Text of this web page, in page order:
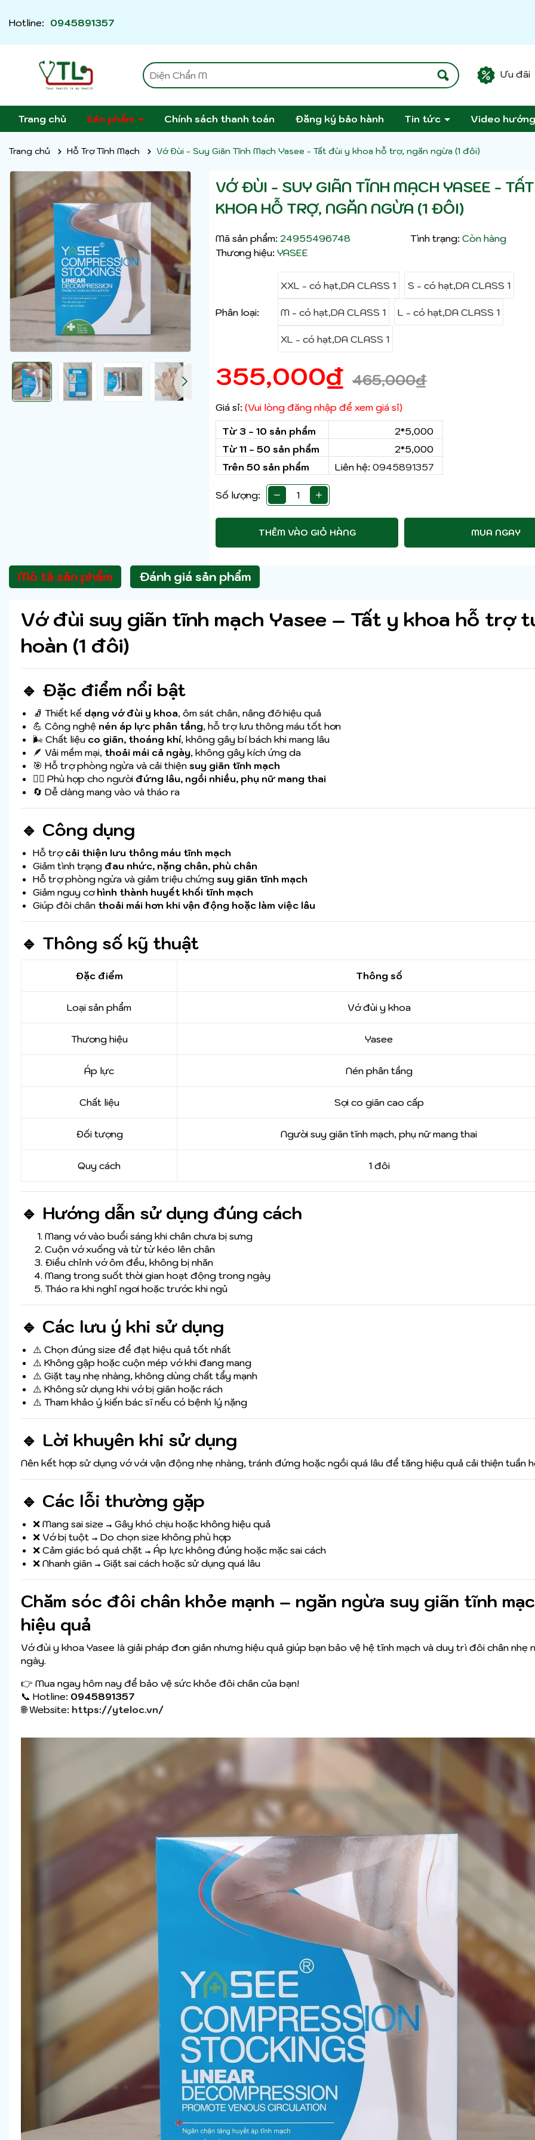
Hotline: 0945891357
Ưu đãi
Trang chủ Sản phẩm Chính sách thanh toán Đăng ký bảo hành Tin tức Video
Trang chủ Hỗ Trợ Tĩnh Mạch Vớ Đùi - Suy Giãn Tĩnh Mạch Yasee - Tất đùi y khoa hỗ trợ, ngăn ngừa (1 đôi)
VỚ ĐÙI - SUY GIÃN TĨNH MẠCH YASEE -
KHOA HỖ TRỢ, NGĂN NGỪA (1 ĐÔI)
Mã sản phẩm: 24955496748 Tình trạng: Còn hàng
Thương hiệu: YASEE
Phân loại:
XXL - có hạt,DA CLASS 1 S - có hạt,DA CLASS 1
M - có hạt,DA CLASS 1 L - có hạt,DA CLASS 1
XL - có hạt,DA CLASS 1
355,000₫ 465,000₫
Giá sỉ: (Vui lòng đăng nhập để xem giá sỉ)
Từ 3 - 10 sản phẩm
2*5,000
Từ 11 - 50 sản phẩm
2*5,000
Trên 50 sản phẩm
Liên hệ: 0945891357
Số lượng:
THÊM VÀO GIỎ HÀNG MUA NGAY
Mô tả sản phẩm Đánh giá sản phẩm
Vớ đùi suy giãn tĩnh mạch Yasee – Tất y khoa hỗ trợ
hoàn (1 đôi)
🔹 Đặc điểm nổi bật
🧦 Thiết kế dạng vớ đùi y khoa, ôm sát chân, nâng đỡ hiệu quả
💪 Công nghệ nén áp lực phân tầng, hỗ trợ lưu thông máu tốt hơn
🌬️ Chất liệu co giãn, thoáng khí, không gây bí bách khi mang lâu
🪶 Vải mềm mại, thoải mái cả ngày, không gây kích ứng da
🎯 Hỗ trợ phòng ngừa và cải thiện suy giãn tĩnh mạch
👩‍⚕️ Phù hợp cho người đứng lâu, ngồi nhiều, phụ nữ mang thai
🔄 Dễ dàng mang vào và tháo ra
🔹 Công dụng
Hỗ trợcải thiện lưu thông máu tĩnh mạch
Giảm tình trạng đau nhức, nặng chân, phù chân
Hỗ trợ phòng ngừa và giảm triệu chứng suy giãn tĩnh mạch
Giảm nguy cơhình thành huyết khối tĩnh mạch
Giúp đôi chân thoải mái hơn khi vận động hoặc làm việc lâu
🔹 Thông số kỹ thuật
Đặc điểm Thông số
Loại sản phẩm Vớ đùi y khoa
Thương hiệu Yasee
Áp lực Nén phân tầng
Chất liệu Sợi co giãn cao cấp
Đối tượng Người suy giãn tĩnh mạch, phụ nữ mang thai
Quy cách 1 đôi
🔹 Hướng dẫn sử dụng đúng cách
Mang vớ vào buổi sáng khi chân chưa bị sưng
Cuộn vớ xuống và từ từ kéo lên chân
Điều chỉnh vớ ôm đều, không bị nhăn
Mang trong suốt thời gian hoạt động trong ngày
Tháo ra khi nghỉ ngơi hoặc trước khi ngủ
🔹 Các lưu ý khi sử dụng
⚠️ Chọn đúng size để đạt hiệu quả tốt nhất
⚠️ Không gập hoặc cuộn mép vớ khi đang mang
⚠️ Giặt tay nhẹ nhàng, không dùng chất tẩy mạnh
⚠️ Không sử dụng khi vớ bị giãn hoặc rách
⚠️ Tham khảo ý kiến bác sĩ nếu có bệnh lý nặng
🔹 Lời khuyên khi sử dụng
Nên kết hợp sử dụng vớ với vận động nhẹ nhàng, tránh đứng hoặc ngồi quá lâu để tăng hiệu quả cải thiện tuần
🔹 Các lỗi thường gặp
❌ Mang sai size → Gây khó chịu hoặc không hiệu quả
❌ Vớ bị tuột → Do chọn size không phù hợp
❌ Cảm giác bó quá chặt → Áp lực không đúng hoặc mặc sai cách
❌ Nhanh giãn → Giặt sai cách hoặc sử dụng quá lâu
Chăm sóc đôi chân khỏe mạnh – ngăn ngừa suy giãn tĩnh
hiệu quả
Vớ đùi y khoa Yasee là giải pháp đơn giản nhưng hiệu quả giúp bạn bảo vệ hệ tĩnh mạch và duy trì đôi chân nhẹ
ngày.
👉 Mua ngay hôm nay để bảo vệ sức khỏe đôi chân của bạn!
📞 Hotline: 0945891357
🌐 Website: https://yteloc.vn/